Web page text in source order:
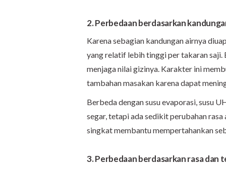
2. Perbedaan berdasarkan
Karena sebagian kandungan airnya
yang relatif lebih tinggi per takaran
menjaga nilai gizinya. Karakter ini
tambahan masakan karena dapat
Berbeda dengan susu evaporasi, susu
segar, tetapi ada sedikit perubahan
singkat membantu mempertahankan
3. Perbedaan berdasarkan rasa dan